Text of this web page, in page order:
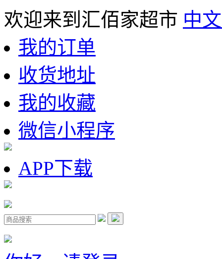
欢迎来到汇佰家超市 中
我的订单
收货地址
我的收藏
微信小程序
APP下载